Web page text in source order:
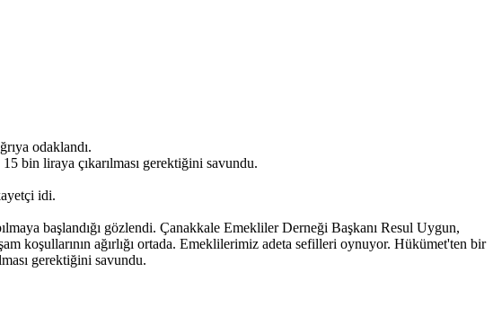
odaklandı.
bin liraya çıkarılması gerektiğini savundu.
idi.
başlandığı gözlendi. Çanakkale Emekliler Derneği Başkanı Resul Uygun,
koşullarının ağırlığı ortada. Emeklilerimiz adeta sefilleri oynuyor. Hükümet'ten bir
gerektiğini savundu.